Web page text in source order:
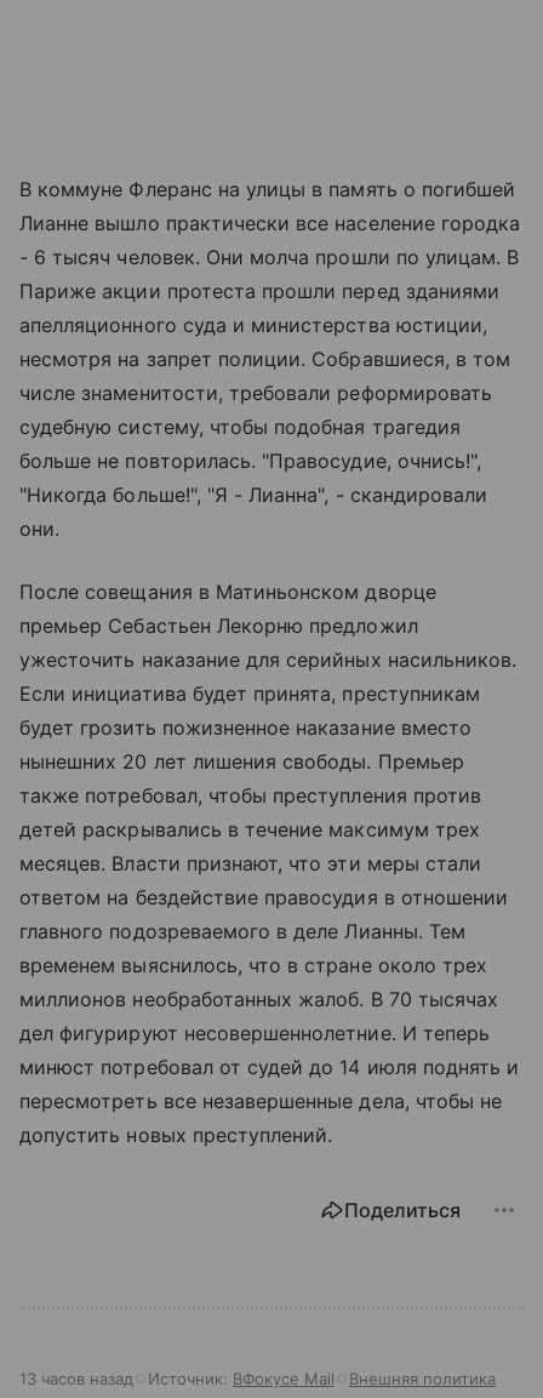
В коммуне Флеранс на улицы в память о погибшей
Лианне вышло практически все население городка
- 6 тысяч человек. Они молча прошли по улицам. В
Париже акции протеста прошли перед зданиями
апелляционного суда и министерства юстиции,
несмотря на запрет полиции. Собравшиеся, в том
числе знаменитости, требовали реформировать
судебную систему, чтобы подобная трагедия
больше не повторилась. "Правосудие, очнись!",
"Никогда больше!", "Я - Лианна", - скандировали
они.
После совещания в Матиньонском дворце
премьер Себастьен Лекорню предложил
ужесточить наказание для серийных насильников.
Если инициатива будет принята, преступникам
будет грозить пожизненное наказание вместо
нынешних 20 лет лишения свободы. Премьер
также потребовал, чтобы преступления против
детей раскрывались в течение максимум трех
месяцев. Власти признают, что эти меры стали
ответом на бездействие правосудия в отношении
главного подозреваемого в деле Лианны. Тем
временем выяснилось, что в стране около трех
миллионов необработанных жалоб. В 70 тысячах
дел фигурируют несовершеннолетние. И теперь
минюст потребовал от судей до 14 июля поднять и
пересмотреть все незавершенные дела, чтобы не
допустить новых преступлений.
Поделиться
13 часов назад Источник: ВФокусе Mail Внешняя политика